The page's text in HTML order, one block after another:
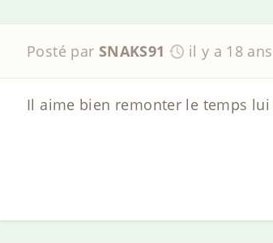
Posté par SNAKS91 il y a 18 ans
Il aime bien remonter le temps lui